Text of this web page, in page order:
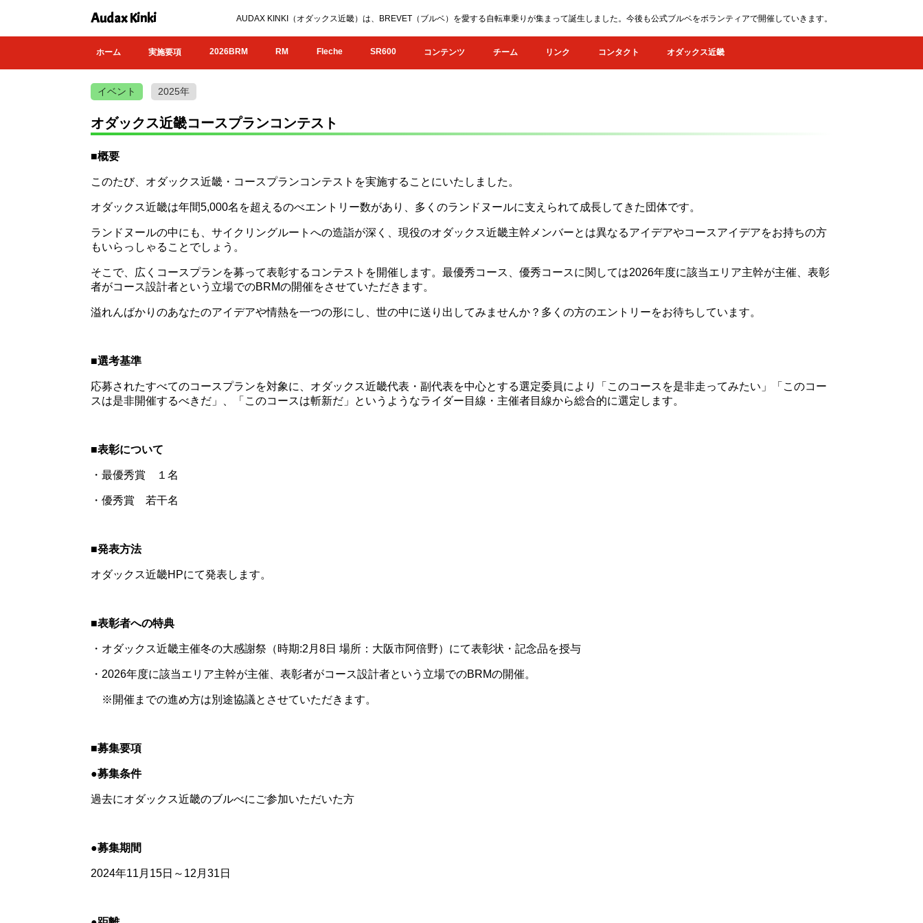
Audax Kinki AUDAX KINKI（オダックス近畿）は、BREVET（ブルベ）を愛する自転車乗りが集まって誕生しました。今後も公式ブルベをボランティアで開催していきます。
ホーム 実施要項 2026BRM RM Fleche SR600 コンテンツ チーム リンク コンタクト オダックス近畿
イベント 2025年
オダックス近畿コースプランコンテスト
■概要
このたび、オダックス近畿・コースプランコンテストを実施することにいたしました。
オダックス近畿は年間5,000名を超えるのべエントリー数があり、多くのランドヌールに支えられて成長してきた団体です。
ランドヌールの中にも、サイクリングルートへの造詣が深く、現役のオダックス近畿主幹メンバーとは異なるアイデアやコースアイデアをお持ちの方
もいらっしゃることでしょう。
そこで、広くコースプランを募って表彰するコンテストを開催します。最優秀コース、優秀コースに関しては2026年度に該当エリア主幹が主催、表彰
者がコース設計者という立場でのBRMの開催をさせていただきます。
溢れんばかりのあなたのアイデアや情熱を一つの形にし、世の中に送り出してみませんか？多くの方のエントリーをお待ちしています。
■選考基準
応募されたすべてのコースプランを対象に、オダックス近畿代表・副代表を中心とする選定委員により「このコースを是非走ってみたい」「このコー
スは是非開催するべきだ」、「このコースは斬新だ」というようなライダー目線・主催者目線から総合的に選定します。
■表彰について
・最優秀賞 １名
・優秀賞 若干名
■発表方法
オダックス近畿HPにて発表します。
■表彰者への特典
・オダックス近畿主催冬の大感謝祭（時期:2月8日 場所：大阪市阿倍野）にて表彰状・記念品を授与
・2026年度に該当エリア主幹が主催、表彰者がコース設計者という立場でのBRMの開催。
※開催までの進め方は別途協議とさせていただきます。
■募集要項
●募集条件
過去にオダックス近畿のブルべにご参加いただいた方
●募集期間
2024年11月15日～12月31日